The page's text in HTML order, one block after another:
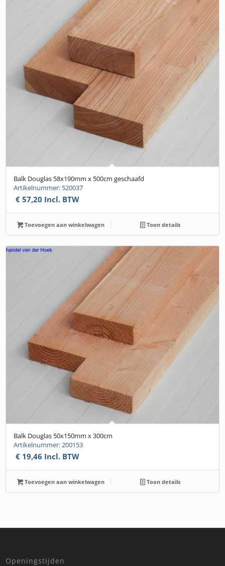
Balk Douglas 58x190mm x 500cm geschaafd
Artikelnummer: 520037
€ 57,20 Incl. BTW
Toevoegen aan winkelwagen Toon details
Balk Douglas 50x150mm x 300cm
Artikelnummer: 200153
€ 19,46 Incl. BTW
Toevoegen aan winkelwagen Toon details
Openingstijden